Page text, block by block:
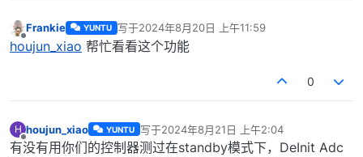
离线
Frankie YUNTU 写于2024年8月20日 上午11:59
最后由 编辑
houjun_xiao 帮忙看看这个功能
0
H
离线
houjun_xiao YUNTU 写于2024年8月21日 上午2:04
最后由 编辑
有没有用你们的控制器测过在standby模式下，DeInit Adc